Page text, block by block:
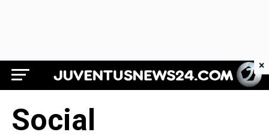
Juventus News 24
Social
×